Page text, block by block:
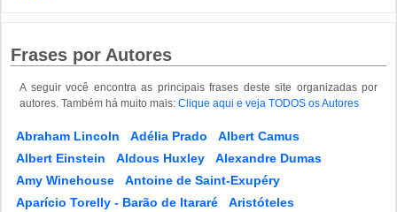
Frases por Autores
A seguir você encontra as principais frases deste site organizadas por
autores. Também há muito mais: Clique aqui e veja TODOS os Autores
Abraham Lincoln Adélia Prado
Albert Camus
Albert Einstein
Aldous Huxley
Alexandre Dumas
Amy Winehouse
Antoine de Saint-Exupéry
Aparício Torelly - Barão de Itararé
Aristóteles